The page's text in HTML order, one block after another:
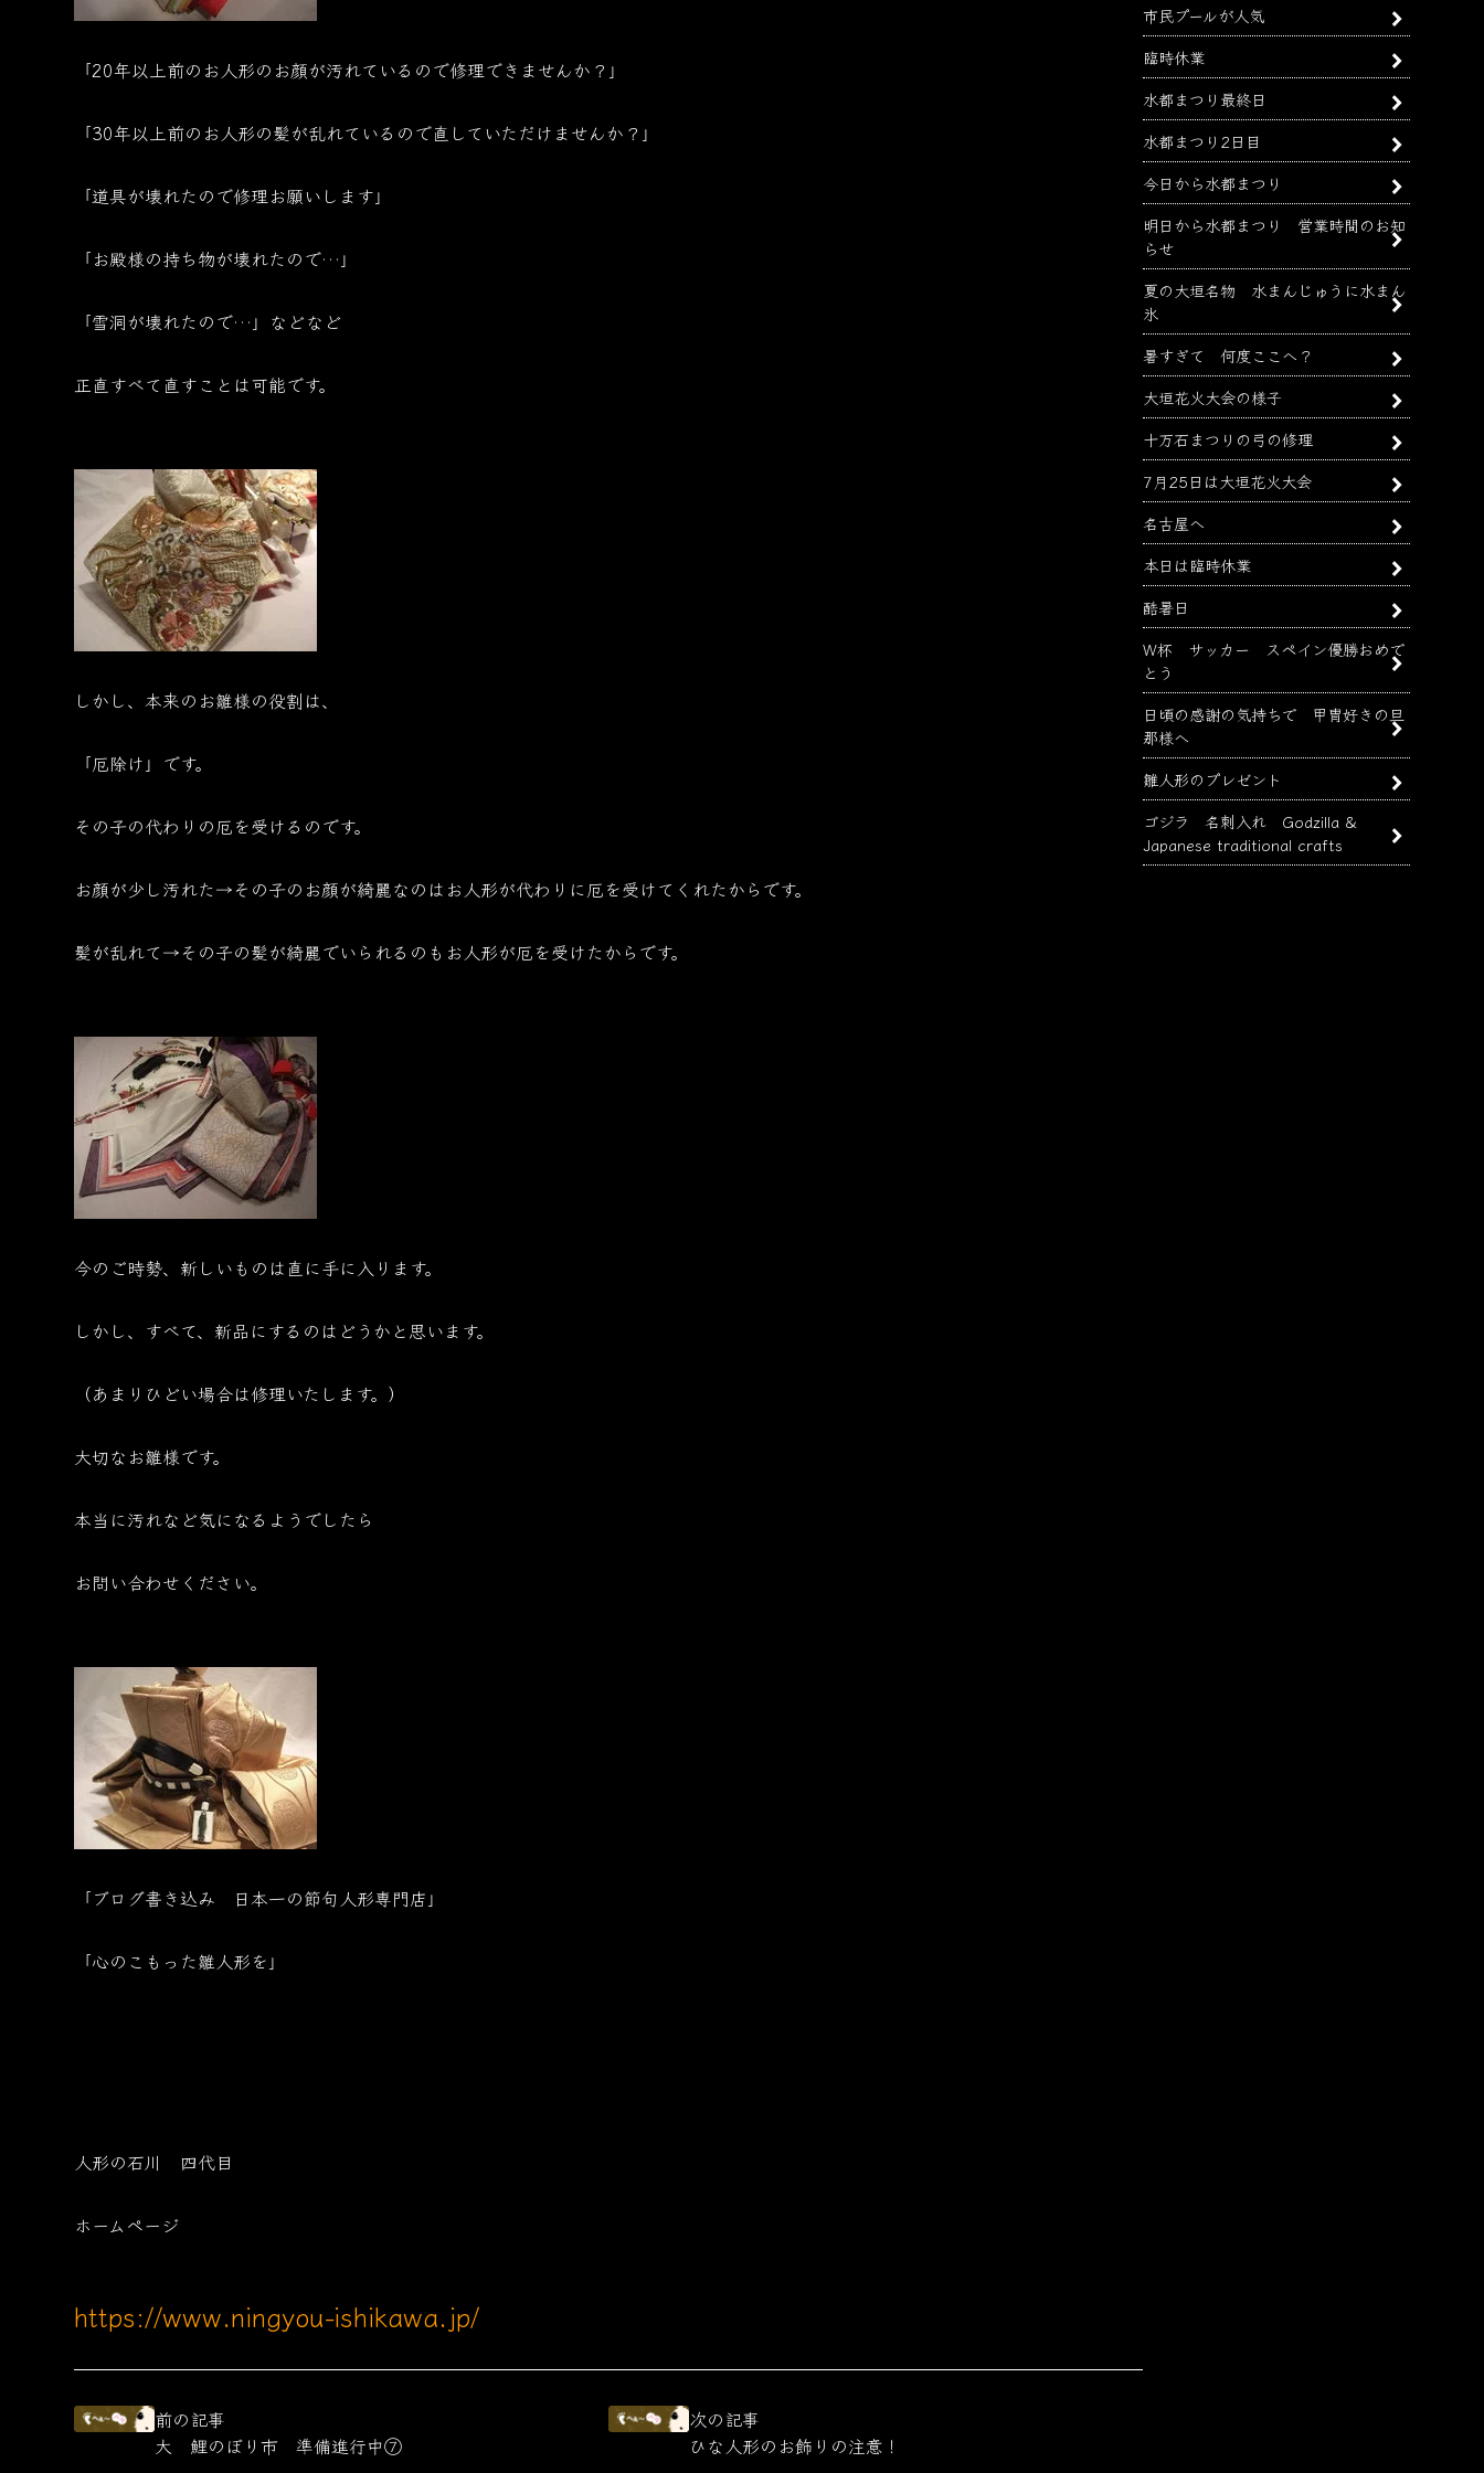
「20年以上前のお人形のお顔が汚れているので修理できませんか？」
「30年以上前のお人形の髪が乱れているので直していただけませんか？」
「道具が壊れたので修理お願いします」
「お殿様の持ち物が壊れたので…」
「雪洞が壊れたので…」などなど
正直すべて直すことは可能です。
しかし、本来のお雛様の役割は、
「厄除け」です。
その子の代わりの厄を受けるのです。
お顔が少し汚れた→その子のお顔が綺麗なのはお人形が代わりに厄を受けてくれたからです。
髪が乱れて→その子の髪が綺麗でいられるのもお人形が厄を受けたからです。
今のご時勢、新しいものは直に手に入ります。
しかし、すべて、新品にするのはどうかと思います。
（あまりひどい場合は修理いたします。）
大切なお雛様です。
本当に汚れなど気になるようでしたら
お問い合わせください。
「ブログ書き込み 日本一の節句人形専門店」
「心のこもった雛人形を」
人形の石川 四代目
ホームページ
https://www.ningyou-ishikawa.jp/
前の記事
大 鯉のぼり市 準備進行中⑦
次の記事
ひな人形のお飾りの注意！
市民プールが人気
臨時休業
水都まつり最終日
水都まつり2日目
今日から水都まつり
明日から水都まつり 営業時間のお知
らせ
夏の大垣名物 水まんじゅうに水まん
氷
暑すぎて 何度ここへ？
大垣花火大会の様子
十万石まつりの弓の修理
7月25日は大垣花火大会
名古屋へ
本日は臨時休業
酷暑日
W杯 サッカー スペイン優勝おめで
とう
日頃の感謝の気持ちで 甲冑好きの旦
那様へ
雛人形のプレゼント
ゴジラ 名刺入れ Godzilla &
Japanese traditional crafts